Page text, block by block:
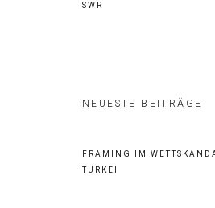
SWR
NEUESTE BEITRÄGE
FRAMING IM
TÜRKEI